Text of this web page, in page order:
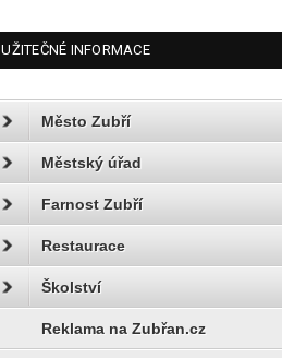
UŽITEČNÉ INFORMACE
Město Zubří
Městský úřad
Farnost Zubří
Restaurace
Školství
Reklama na Zubřan.cz